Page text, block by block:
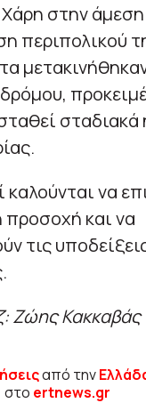
στην άμεση
περιπολικού
σταδιακά
καλούνται να
προσοχή και να
τις
Ζώης Κακκαβάς
από την
στο ertnews.gr